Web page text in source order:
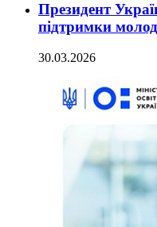
Президент
підтримки
30.03.2026